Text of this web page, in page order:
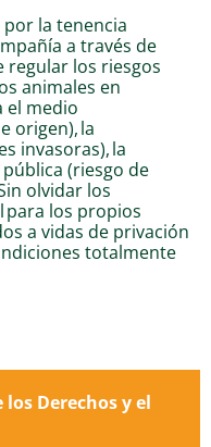
por la tenencia
a través de
regular los riesgos
animales en
el medio
origen),la
invasoras),la
(riesgo de
olvidar los
para los propios
a vidas de privación
totalmente
los Derechos y el